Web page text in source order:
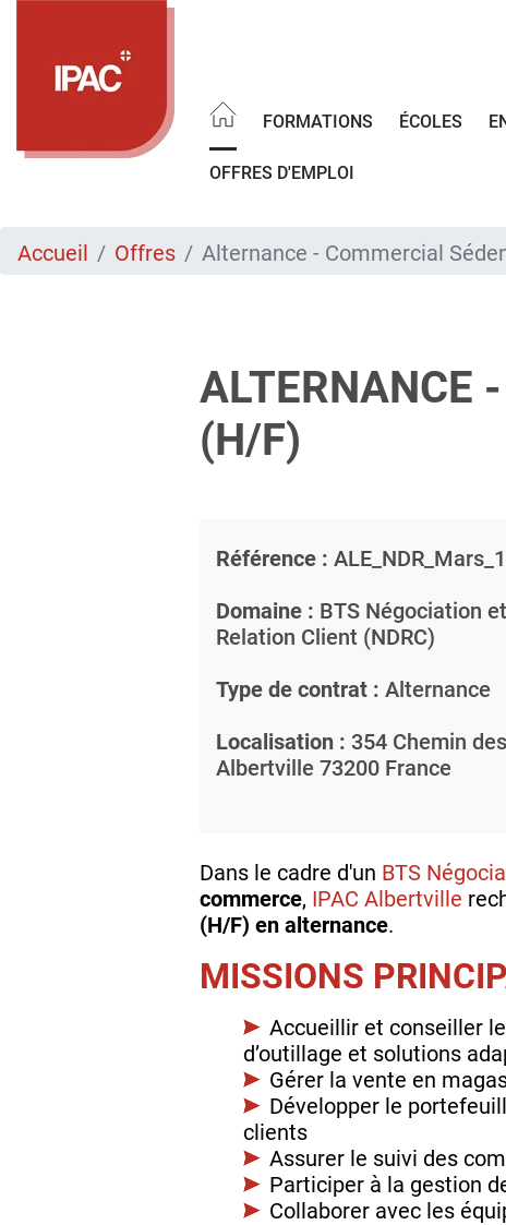
FORMATIONS ÉCOLES
OFFRES D'EMPLOI
Accueil Offres Alternance - Commercial
ALTERNANCE
(H/F)
Référence : ALE_NDR_Mars_1
Domaine : BTS Négociation
Relation Client (NDRC)
Type de contrat : Alternance
Localisation : 354 Chemin
Albertville 73200 France
Dans le cadre d'un BTS
commerce, IPAC Albertville
(H/F) en alternance.
MISSIONS
Accueillir et conseiller
d’outillage et solutions
Gérer la vente en
Développer le
clients
Assurer le suivi des
Participer à la gestion
Collaborer avec les